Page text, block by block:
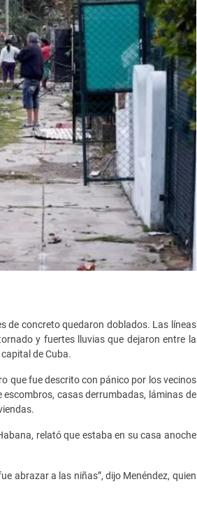
de concreto quedaron doblados. Las líneas
y fuertes lluvias que dejaron entre la
de Cuba.
que fue descrito con pánico por los vecinos
casas derrumbadas, láminas de
relató que estaba en su casa anoche
abrazar a las niñas”, dijo Menéndez, quien